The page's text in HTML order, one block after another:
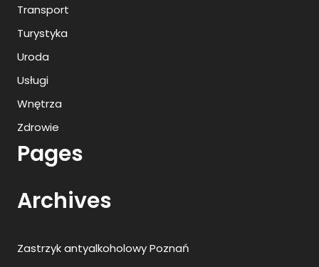
Transport
Turystyka
Uroda
Usługi
Wnętrza
Zdrowie
Pages
Archives
Zastrzyk antyalkoholowy Poznań